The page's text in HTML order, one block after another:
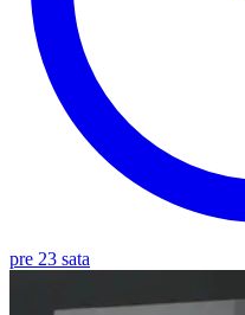
pre 23 sata